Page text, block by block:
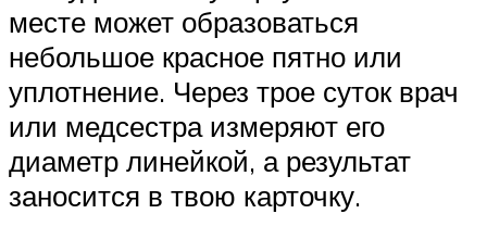
месте может образоваться
небольшое красное пятно или
уплотнение. Через трое суток врач
или медсестра измеряют его
диаметр линейкой, а результат
заносится в твою карточку.